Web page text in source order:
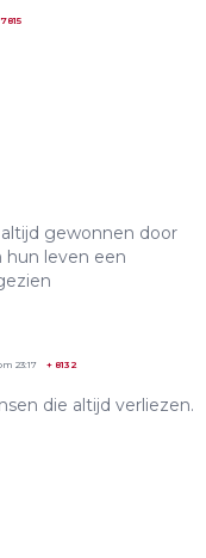
7815
gewonnen door
hun leven een
23:17 + 8132
die altijd verliezen.